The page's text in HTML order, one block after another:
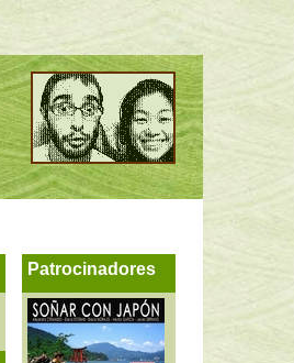
Patrocinadores